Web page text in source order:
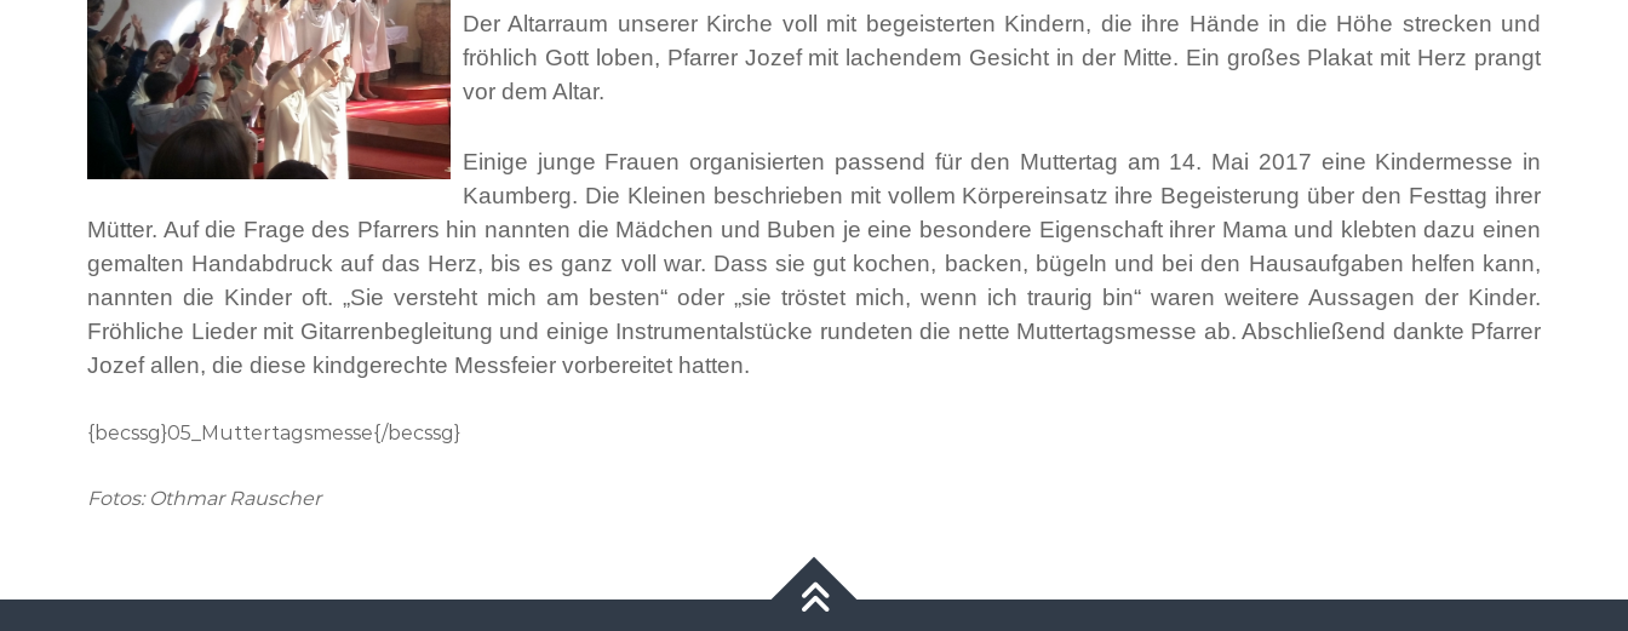
Der Altarraum unserer Kirche voll mit begeisterten Kindern, die ihre Hände in die Höhe strecken und
fröhlich Gott loben, Pfarrer Jozef mit lachendem Gesicht in der Mitte. Ein großes Plakat mit Herz prangt
vor dem Altar.
Einige junge Frauen organisierten passend für den Muttertag am 14. Mai 2017 eine Kindermesse in
Kaumberg. Die Kleinen beschrieben mit vollem Körpereinsatz ihre Begeisterung über den Festtag ihrer
Mütter. Auf die Frage des Pfarrers hin nannten die Mädchen und Buben je eine besondere Eigenschaft ihrer Mama und klebten dazu einen
gemalten Handabdruck auf das Herz, bis es ganz voll war. Dass sie gut kochen, backen, bügeln und bei den Hausaufgaben helfen kann,
nannten die Kinder oft. „Sie versteht mich am besten“ oder „sie tröstet mich, wenn ich traurig bin“ waren weitere Aussagen der Kinder.
Fröhliche Lieder mit Gitarrenbegleitung und einige Instrumentalstücke rundeten die nette Muttertagsmesse ab. Abschließend dankte Pfarrer
Jozef allen, die diese kindgerechte Messfeier vorbereitet hatten.
{becssg}05_Muttertagsmesse{/becssg}
Fotos: Othmar Rauscher